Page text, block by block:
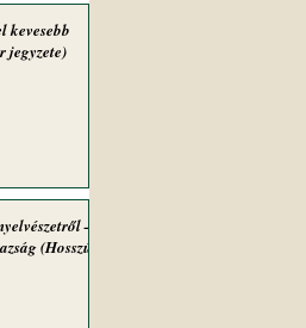
kevesebb
jegyzete)
–
(Hosszú